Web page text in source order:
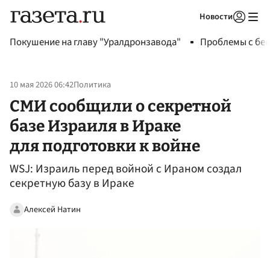
Новости
Покушение на главу "Уралдронзавода" Проблемы с
10 мая 2026 06:42Политика
СМИ сообщили о секретной
базе Израиля в Ираке
для подготовки к войне
WSJ: Израиль перед войной с Ираном создал
секретную базу в Ираке
Алексей Натин